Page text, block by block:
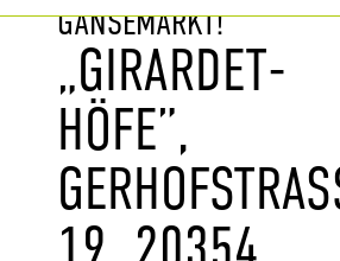
GÄNSEMARKT!
„GIRARDET-
HÖFE”,